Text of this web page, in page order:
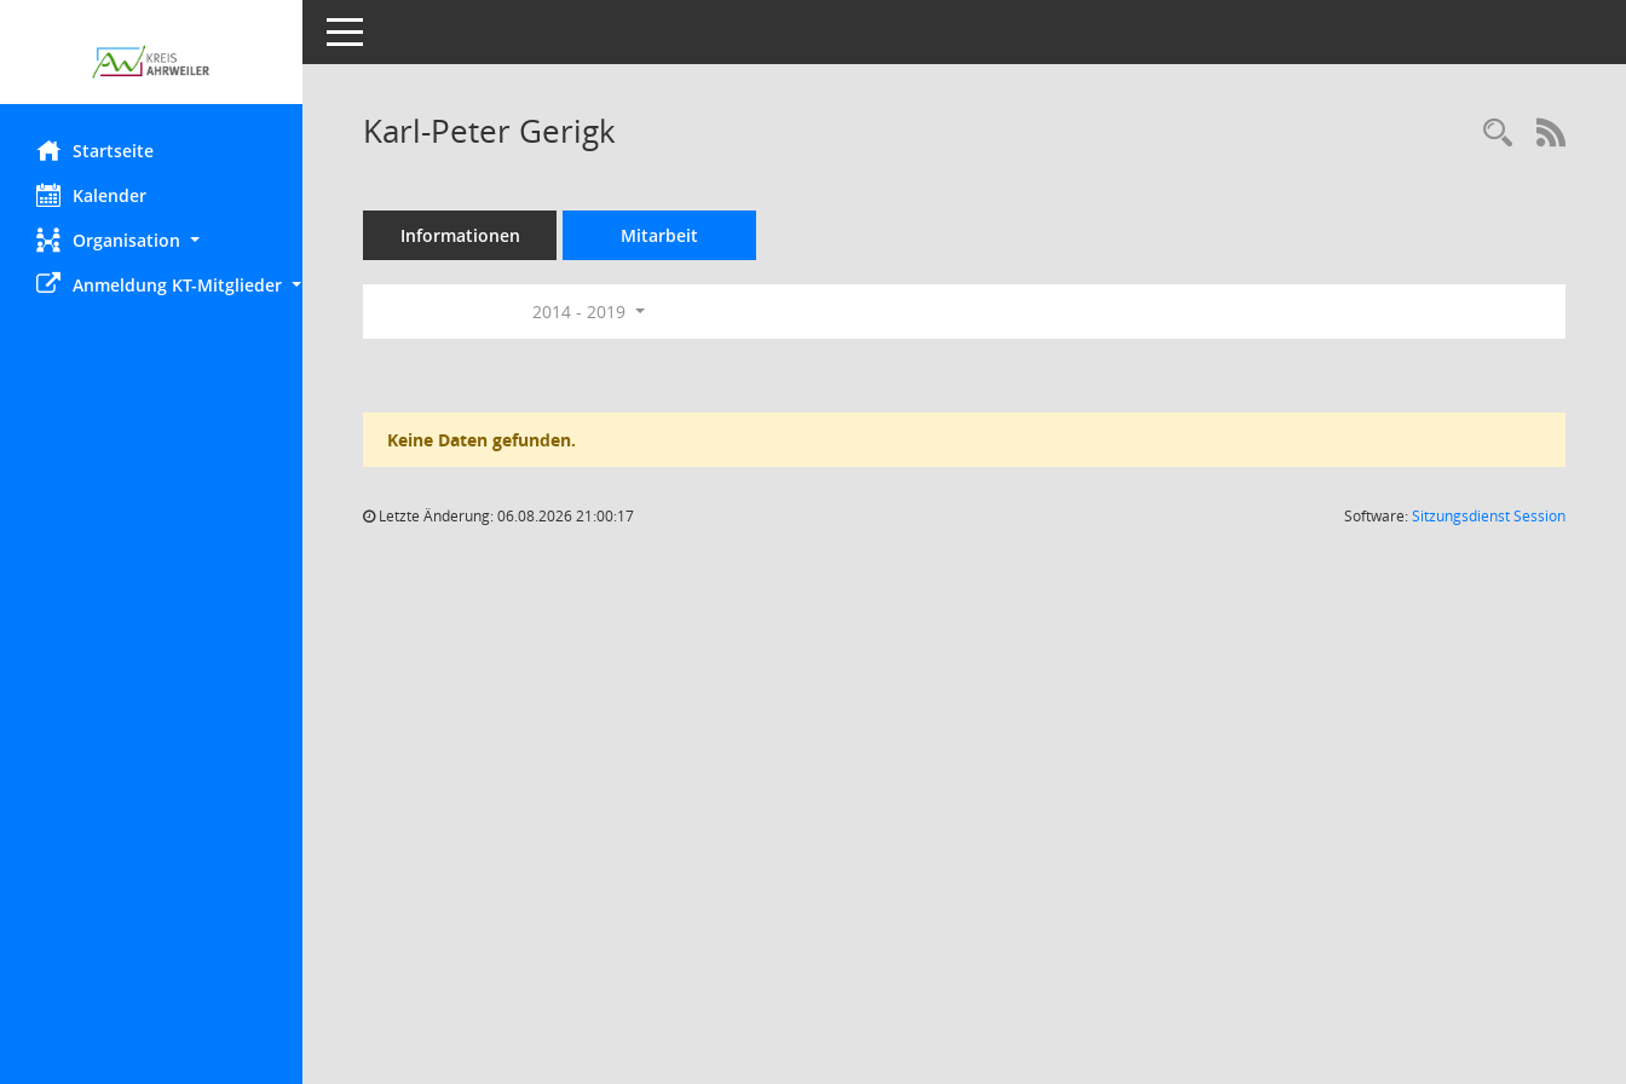
Startseite
Kalender
Organisation
Anmeldung KT-Mitglieder
Toggle navigation
Karl-Peter Gerigk
Informationen Mitarbeit
2014 - 2019
Keine Daten gefunden.
Letzte Änderung: 06.08.2026 21:00:17 Software:SitzungsdienstSession(Wird in